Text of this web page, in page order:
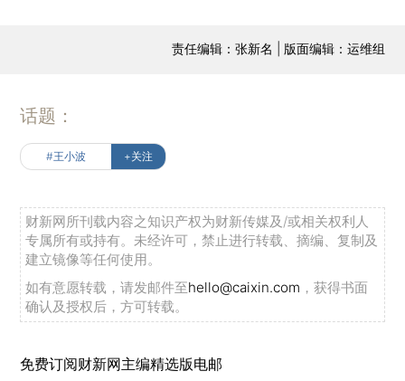
责任编辑：张新名 | 版面编辑：运维组
话题：
#王小波 +关注
财新网所刊载内容之知识产权为财新传媒及/或相关权利人
专属所有或持有。未经许可，禁止进行转载、摘编、复制及
建立镜像等任何使用。
如有意愿转载，请发邮件至hello@caixin.com ，获得书面
确认及授权后，方可转载。
免费订阅财新网主编精选版电邮